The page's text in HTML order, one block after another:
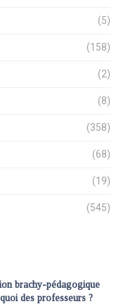
(5)
(158)
(2)
(8)
(358)
(68)
(19)
(545)
brachy-pédagogique
des professeurs ?